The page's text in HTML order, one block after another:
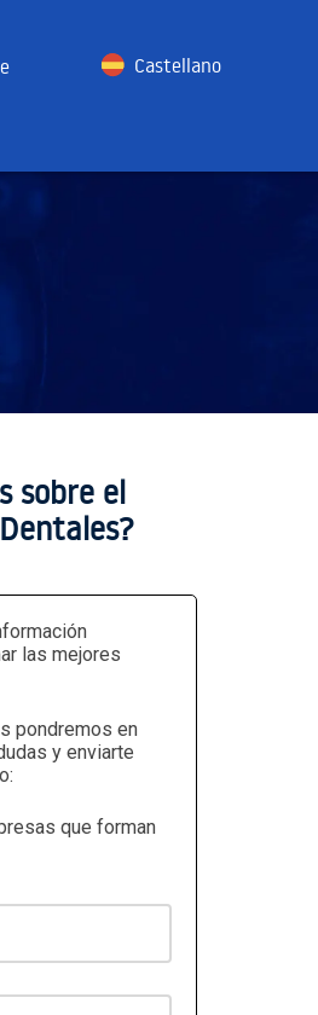
Castellano
sobre el
las mejores
pondremos en
y enviarte
que forman